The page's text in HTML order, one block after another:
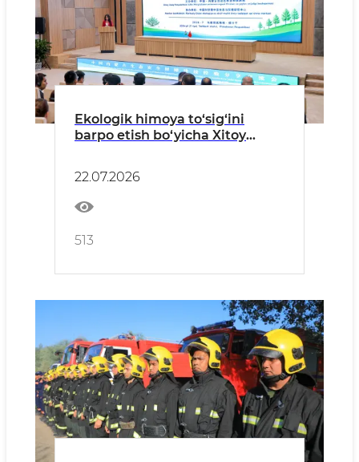
Ekologik himoya to‘sig‘ini
barpo etish bo‘yicha Xitoy
22.07.2026
513